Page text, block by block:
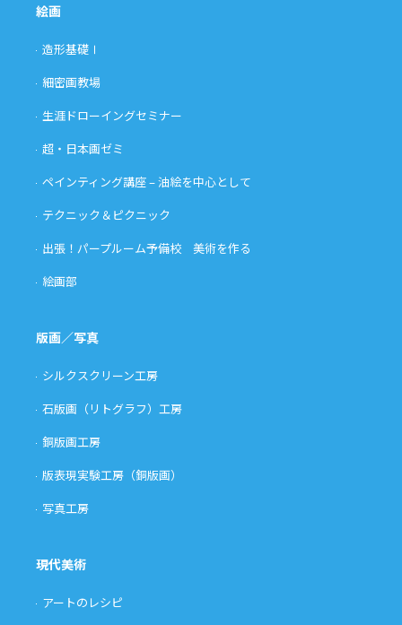
絵画
造形基礎Ⅰ
細密画教場
生涯ドローイングセミナー
超・日本画ゼミ
ペインティング講座 – 油絵を中心として
テクニック＆ピクニック
出張！パープルーム予備校 美術を作る
絵画部
版画／写真
シルクスクリーン工房
石版画（リトグラフ）工房
銅版画工房
版表現実験工房（銅版画）
写真工房
現代美術
アートのレシピ